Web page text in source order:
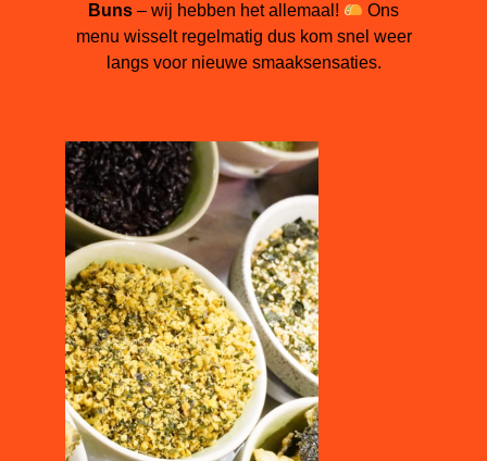
Buns– wij hebben het allemaal!
Ons
menu wisselt regelmatig dus kom snel weer
langs voor nieuwe smaaksensaties.